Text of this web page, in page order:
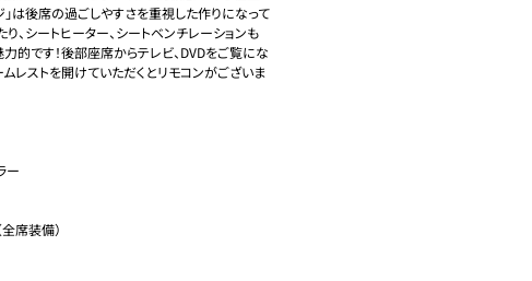
」は後席の過ごしやすさを重視した作りになって
、シートヒーター、シートベンチレーションも
です！後部座席からテレビ、DVDをご覧にな
レストを開けていただくとリモコンがございま
ー
席装備）